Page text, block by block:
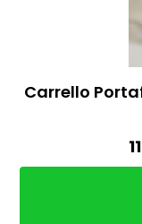
Carrello